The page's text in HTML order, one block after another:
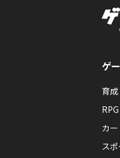
ゲ
育
RPG
カ
ス